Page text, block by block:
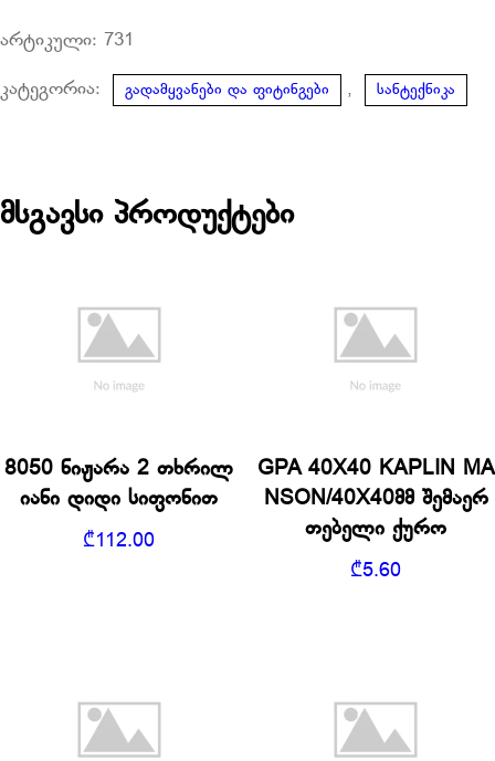
არტიკული: 731
კატეგორია: გადამყვანები და ფიტინგები , სანტექნიკა
მსგავსი პროდუქტები
8050 ნიჟარა 2 თხრილ
იანი დიდი სიფონით
₾112.00
GPA 40X40 KAPLIN MA
NSON/40X40მმ შემაერ
თებელი ქურო
₾5.60